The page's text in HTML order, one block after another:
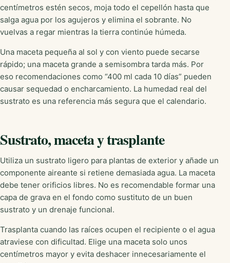
centímetros estén secos, moja todo el cepellón hasta que
salga agua por los agujeros y elimina el sobrante. No
vuelvas a regar mientras la tierra continúe húmeda.
Una maceta pequeña al sol y con viento puede secarse
rápido; una maceta grande a semisombra tarda más. Por
eso recomendaciones como “400 ml cada 10 días” pueden
causar sequedad o encharcamiento. La humedad real del
sustrato es una referencia más segura que el calendario.
Sustrato, maceta y trasplante
Utiliza un sustrato ligero para plantas de exterior y añade un
componente aireante si retiene demasiada agua. La maceta
debe tener orificios libres. No es recomendable formar una
capa de grava en el fondo como sustituto de un buen
sustrato y un drenaje funcional.
Trasplanta cuando las raíces ocupen el recipiente o el agua
atraviese con dificultad. Elige una maceta solo unos
centímetros mayor y evita deshacer innecesariamente el